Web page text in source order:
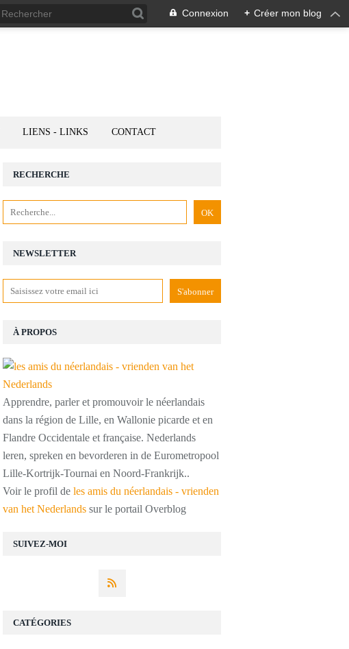
Connexion + Créer mon blog
LIENS - LINKS CONTACT
NEWSLETTER
SUIVEZ-MOI
RECHERCHE
À PROPOS
Apprendre, parler et promouvoir le néerlandais
dans la région de Lille, en Wallonie picarde et en
Flandre Occidentale et française. Nederlands
leren, spreken en bevorderen in de Eurometropool
Lille-Kortrijk-Tournai en Noord-Frankrijk..
Voir le profil de les amis du néerlandais - vrienden
van het Nederlands sur le portail Overblog
CATÉGORIES